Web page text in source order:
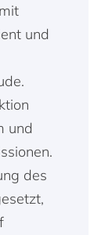
und
und
des